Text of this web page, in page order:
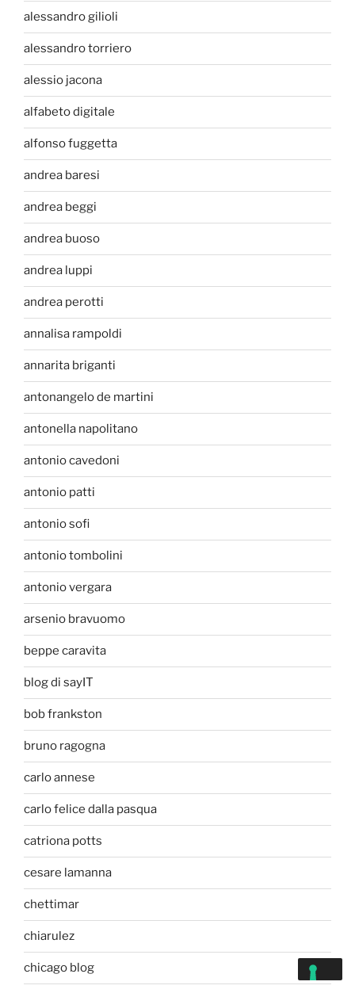
alessandro gilioli
alessandro torriero
alessio jacona
alfabeto digitale
alfonso fuggetta
andrea baresi
andrea beggi
andrea buoso
andrea luppi
andrea perotti
annalisa rampoldi
annarita briganti
antonangelo de martini
antonella napolitano
antonio cavedoni
antonio patti
antonio sofi
antonio tombolini
antonio vergara
arsenio bravuomo
beppe caravita
blog di sayIT
bob frankston
bruno ragogna
carlo annese
carlo felice dalla pasqua
catriona potts
cesare lamanna
chettimar
chiarulez
chicago blog